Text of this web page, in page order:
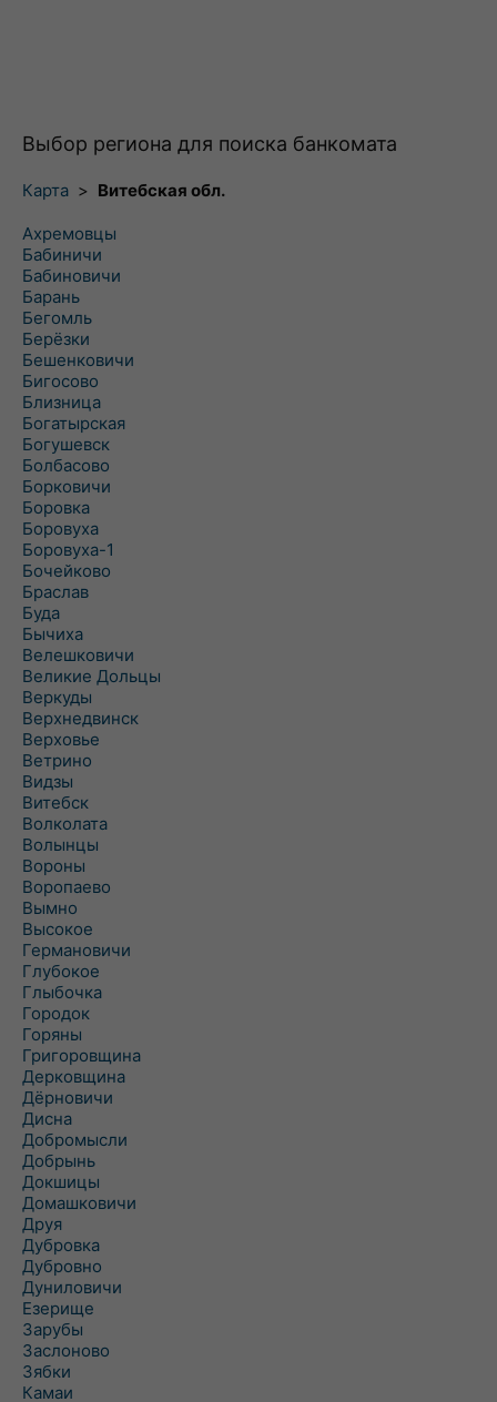
Выбор региона для поиска банкомата
Карта > Витебская обл.
Ахремовцы
Бабиничи
Бабиновичи
Барань
Бегомль
Берёзки
Бешенковичи
Бигосово
Близница
Богатырская
Богушевск
Болбасово
Борковичи
Боровка
Боровуха
Боровуха-1
Бочейково
Браслав
Буда
Бычиха
Велешковичи
Великие Дольцы
Веркуды
Верхнедвинск
Верховье
Ветрино
Видзы
Витебск
Волколата
Волынцы
Вороны
Воропаево
Вымно
Высокое
Германовичи
Глубокое
Глыбочка
Городок
Горяны
Григоровщина
Дерковщина
Дёрновичи
Дисна
Добромысли
Добрынь
Докшицы
Домашковичи
Друя
Дубровка
Дубровно
Дуниловичи
Езерище
Зарубы
Заслоново
Зябки
Камаи